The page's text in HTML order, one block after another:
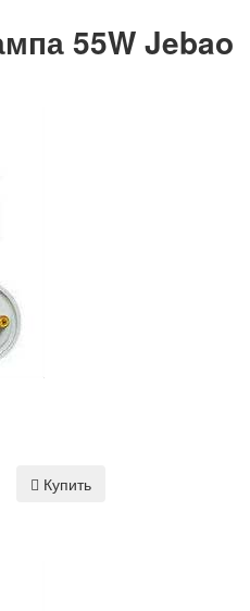
55W Jebao
Купить